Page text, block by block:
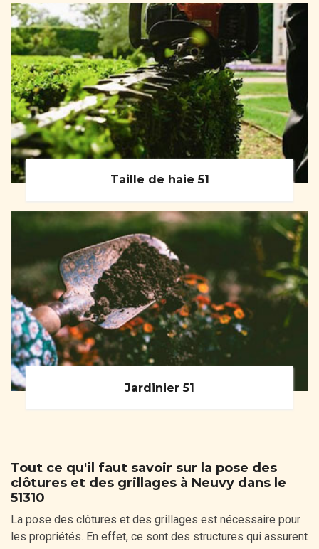
Taille de haie 51
Jardinier 51
Tout ce qu'il faut savoir sur la pose des
clôtures et des grillages à Neuvy dans le
51310
La pose des clôtures et des grillages est nécessaire pour
les propriétés. En effet, ce sont des structures qui assurent